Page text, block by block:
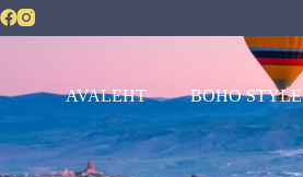
AVALEHT BOHO STYLE